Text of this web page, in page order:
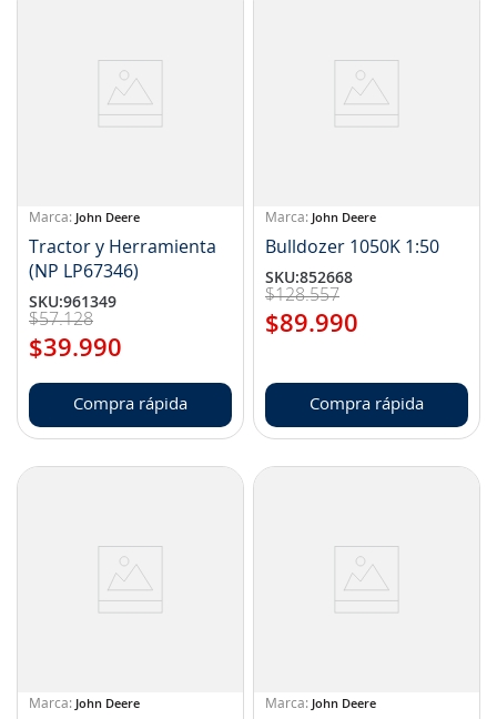
John Deere
Tractor y Herramienta
(NP LP67346)
SKU:961349
$57.128
$39.990
Compra rápida
John Deere
Bulldozer 1050K 1:50
SKU:852668
$128.557
$89.990
Compra rápida
John Deere John Deere